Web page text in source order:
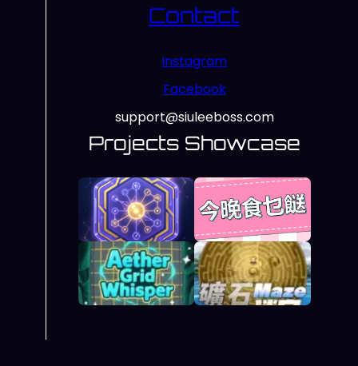
Contact
Instagram
Facebook
support@siuleeboss.com
Projects Showcase